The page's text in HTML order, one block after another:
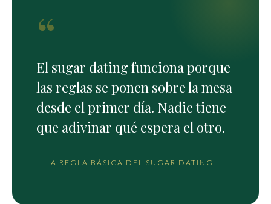
“
El sugar dating funciona porque
las reglas se ponen sobre la mesa
desde el primer día. Nadie tiene
que adivinar qué espera el otro.
— LA REGLA BÁSICA DEL SUGAR DATING